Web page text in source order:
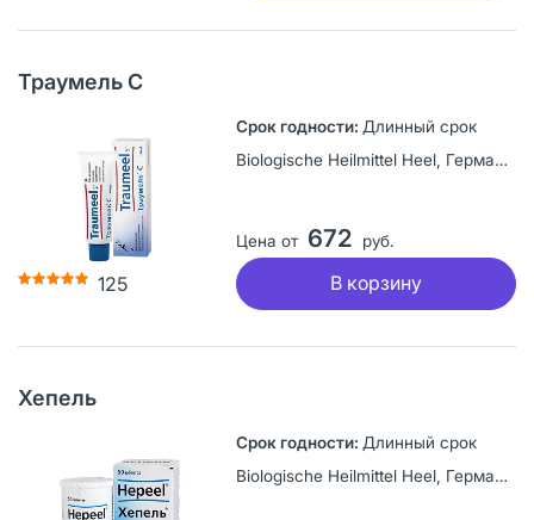
Траумель С
125
Длинный срок
Biologische Heilmittel Heel, Германия
Цена от 672 руб.
В корзину
Хепель
Длинный срок
Biologische Heilmittel Heel, Германия